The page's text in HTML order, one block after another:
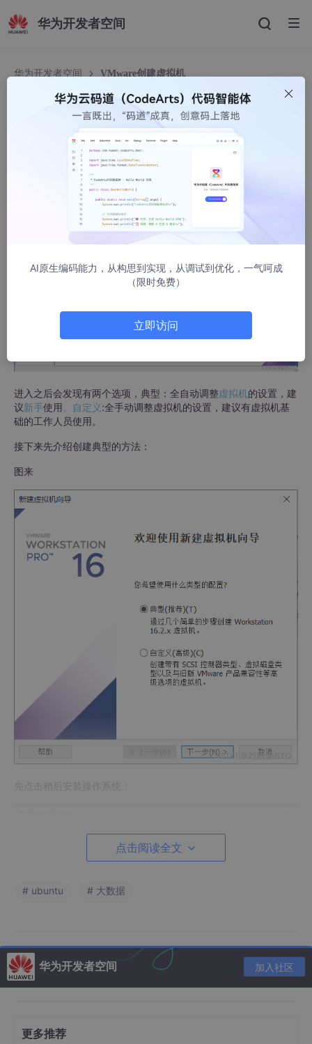
华为开发者空间
华为开发者空间 VMware创建虚拟机
VMware创建虚拟机
刘新源870
1642人浏览 · 2022-03-30 13:23:05
这个操作也是挺简单的，在这也是分享一下自己的心得。
首先打开VMware界面点击创建虚拟机
进入之后会发现有两个选项，典型：全自动调整虚拟机的设置，建
议新手使用。自定义 :全手动调整虚拟机的设置，建议有虚拟机基
础的工作人员使用。
接下来先介绍创建典型的方法：
图来
先点击稍后安装操作系统：
点击阅读全文
# ubuntu # 大数据
华为开发者空间 加入社区
更多推荐
AI原生编码能力，从构思到实现，从调试到优化，一气呵成
（限时免费）
立即访问